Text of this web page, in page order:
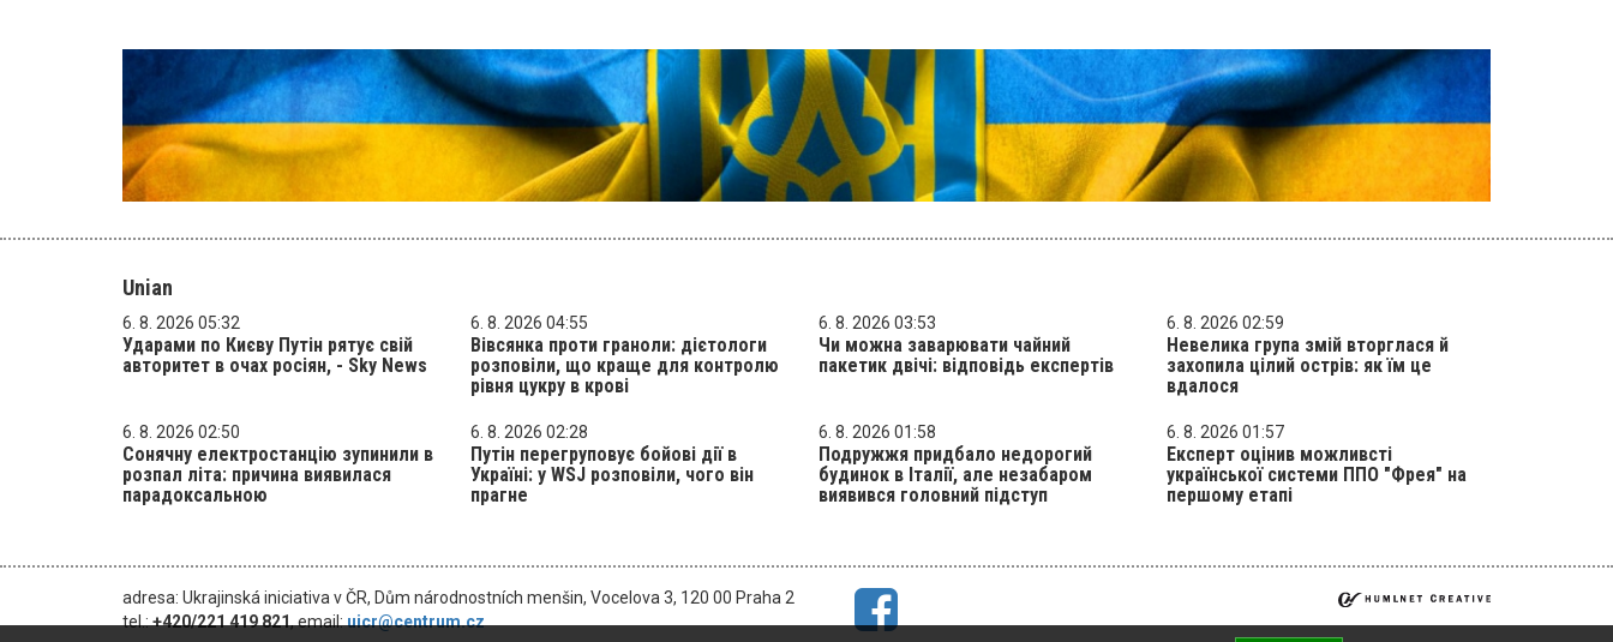
Unian
6. 8. 2026 05:32
Ударами по Києву Путін рятує свій
авторитет в очах росіян, - Sky News
6. 8. 2026 04:55
Вівсянка проти граноли: дієтологи
розповіли, що краще для контролю
рівня цукру в крові
6. 8. 2026 03:53
Чи можна заварювати чайний
пакетик двічі: відповідь експертів
6. 8. 2026 02:59
Невелика група змій вторглася й
захопила цілий острів: як їм це
вдалося
6. 8. 2026 02:50
Сонячну електростанцію зупинили в
розпал літа: причина виявилася
парадоксальною
6. 8. 2026 02:28
Путін перегруповує бойові дії в
Україні: у WSJ розповіли, чого він
прагне
6. 8. 2026 01:58
Подружжя придбало недорогий
будинок в Італії, але незабаром
виявився головний підступ
6. 8. 2026 01:57
Експерт оцінив можливсті
української системи ППО "Фрея" на
першому етапі
adresa: Ukrajinská iniciativa v ČR, Dům národnostních menšin, Vocelova 3, 120 00 Praha 2
tel.:+420/221 419 821, email:uicr@centrum.cz